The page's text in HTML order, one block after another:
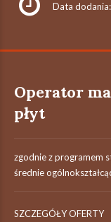
Data
Operator
płyt
zgodnie z programem
średnie
SZCZEGÓŁY OFERTY